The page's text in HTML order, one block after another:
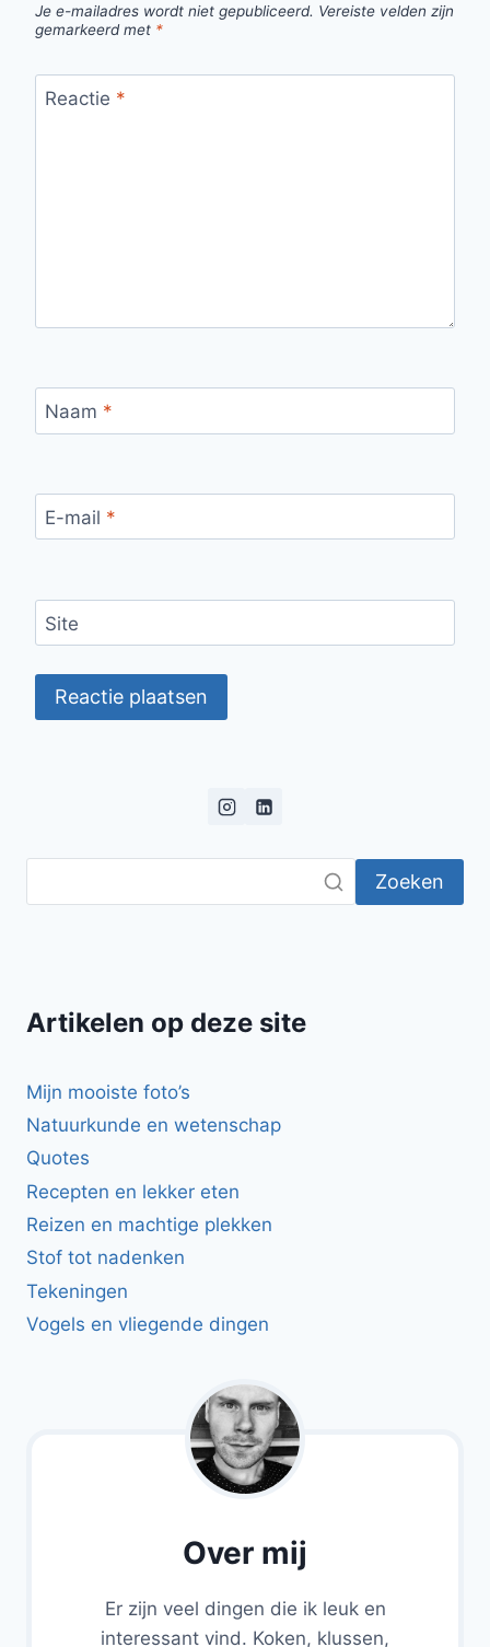
Je e-mailadres wordt niet gepubliceerd. Vereiste velden zijn
gemarkeerd met *
Reactie *
Naam *
E-mail *
Site
Zoeken
Artikelen op deze site
Mijn mooiste foto’s
Natuurkunde en wetenschap
Quotes
Recepten en lekker eten
Reizen en machtige plekken
Stof tot nadenken
Tekeningen
Vogels en vliegende dingen
Over mij
Er zijn veel dingen die ik leuk en
interessant vind. Koken, klussen,